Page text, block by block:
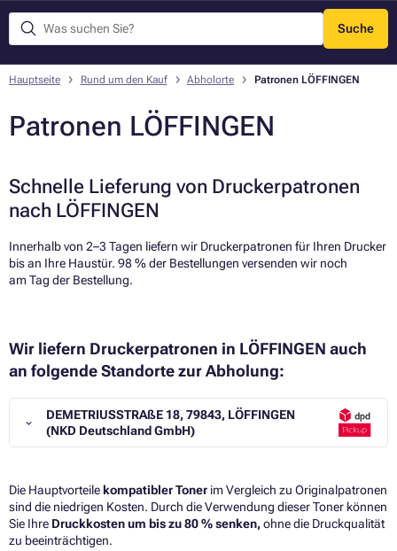
Suche
Menü
Hauptseite Rund um den Kauf Abholorte Patronen LÖFFINGEN
Patronen LÖFFINGEN
Schnelle Lieferung von Druckerpatronen
nach LÖFFINGEN
Innerhalb von 2–3 Tagen liefern wir Druckerpatronen für Ihren Drucker
bis an Ihre Haustür. 98 % der Bestellungen versenden wir noch
am Tag der Bestellung.​
Wir liefern Druckerpatronen in LÖFFINGEN auch
an folgende Standorte zur Abholung:
DEMETRIUSSTRAßE 18, 79843, LÖFFINGEN
(NKD Deutschland GmbH)
Die Hauptvorteile kompatibler Toner im Vergleich zu Originalpatronen
sind die niedrigen Kosten. Durch die Verwendung dieser Toner können
Sie Ihre Druckkosten um bis zu 80 % senken,ohne die Druckqualität
zu beeinträchtigen.​